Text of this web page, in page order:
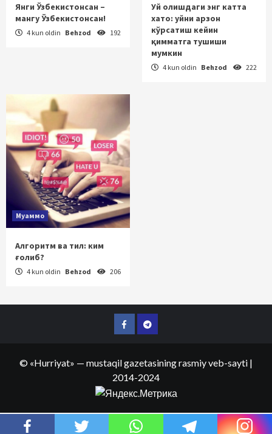
Янги Ўзбекистонсан –
мангу Ўзбекистонсан!
4 kun oldin Behzod 192
Уй олишдаги энг катта
хато: уйни арзон
кўрсатиш кейин
қимматга тушиши
мумкин
4 kun oldin Behzod 222
Муаммо
Алгоритм ва тил: ким
ғолиб?
4 kun oldin Behzod 206
FacebookTelegram
© «Hurriyat» — mustaqil gazetasining rasmiy veb-sayti |
2014-2024